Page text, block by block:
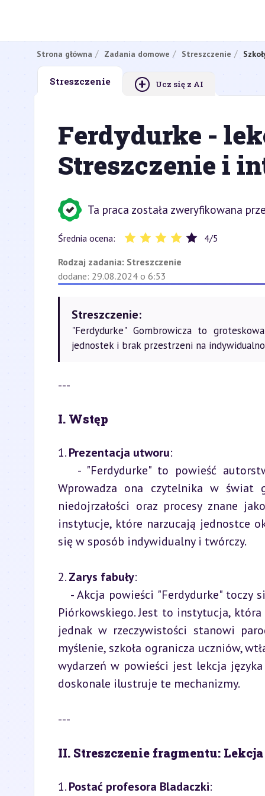
Strona główna Zadania domowe Streszczenie
Streszczenie + Ucz się z AI
Ferdydurke -
Streszczenie i
Ta praca została zweryfikowana
Średnia ocena: 4/5
Rodzaj zadania: Streszczenie
dodane: 29.08.2024 o 6:53
Streszczenie:
"Ferdydurke" Gombrowicza to
jednostek i brak przestrzeni na
---
I. Wstęp
1. Prezentacja utworu:
Wprowadza ona czytelnika w świat
niedojrzałości oraz procesy znane
instytucje, które narzucają jednostce
się w sposób indywidualny i twórczy.
2. Zarys fabuły:
Piórkowskiego. Jest to instytucja,
jednak w rzeczywistości stanowi
myślenie, szkoła ogranicza uczniów,
wydarzeń w powieści jest lekcja
doskonale ilustruje te mechanizmy.
---
II. Streszczenie fragmentu:
1. Postać profesora Bladaczki: